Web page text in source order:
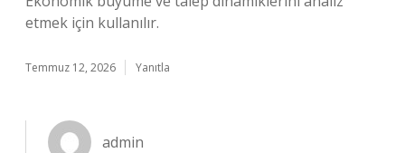
etmek için kullanılır.
Temmuz 12, 2026 Yanıtla
admin